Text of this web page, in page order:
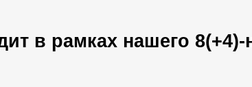
в рамках нашего 8(+4)-